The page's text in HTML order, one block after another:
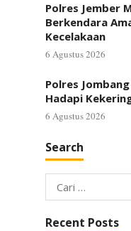
Polres Jember
Berkendara
Kecelakaan
6 Agustus 2026
Polres
Hadapi
6 Agustus 2026
Search
Cari
untuk:
Recent Posts